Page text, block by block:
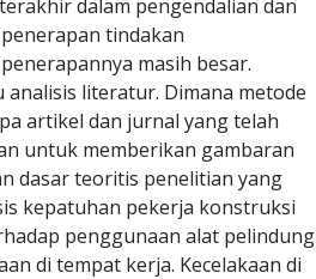
dalam pengendalian dan
tindakan
masih besar.
literatur. Dimana metode
artikel dan jurnal yang telah
untuk memberikan gambaran
dasar teoritis penelitian yang
kepatuhan pekerja konstruksi
penggunaan alat pelindung
di tempat kerja. Kecelakaan di